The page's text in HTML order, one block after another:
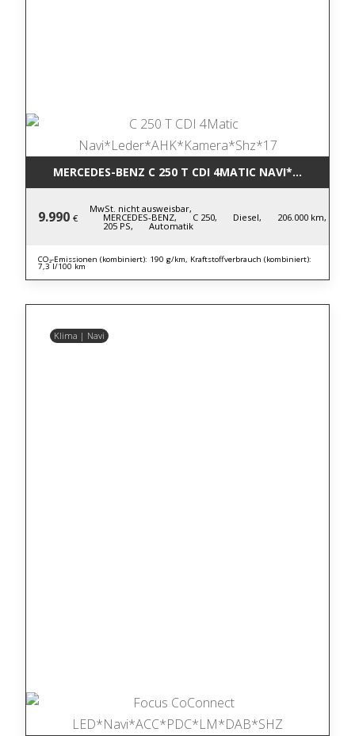
MERCEDES-BENZ C 250 T CDI 4MATIC
9.990 €
MwSt. nicht ausweisbar,
MERCEDES-BENZ, C 250, Diesel, 206.000 km,
205 PS, Automatik
CO₂-Emissionen (kombiniert): 190 g/km, Kraftstoffverbrauch (kombiniert):
7,3 l/100 km
Klima | Navi